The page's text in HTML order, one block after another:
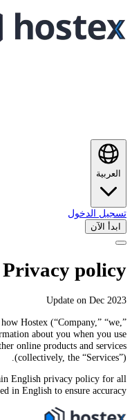
العربية
تسجيل الدخول
ابدأ الآن
Privacy policy
Update on Dec 2023
Hostex (“Company,” “we,”
about you when you use
online products and services
(collectively, the “Services”).
English privacy policy for all
in English to ensure accuracy.